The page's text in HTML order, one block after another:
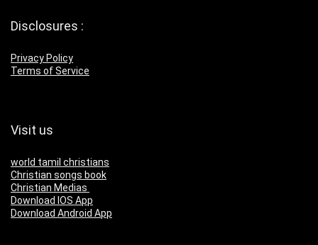
Disclosures :
Privacy Policy
Terms of Service
Visit us
world tamil christians
Christian songs book
Christian Medias
Download IOS App
Download Android App